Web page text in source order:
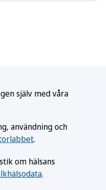
själv med våra
användning och
.
om hälsans
.